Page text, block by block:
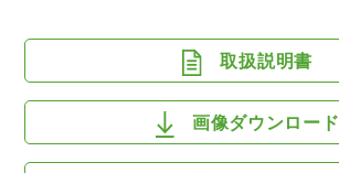
取扱説明書
画像ダウンロード